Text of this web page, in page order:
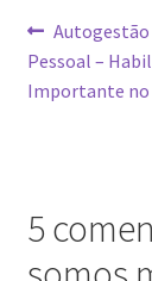
de
Post
anterior:
Autogestão
Pessoal –
Importante
5